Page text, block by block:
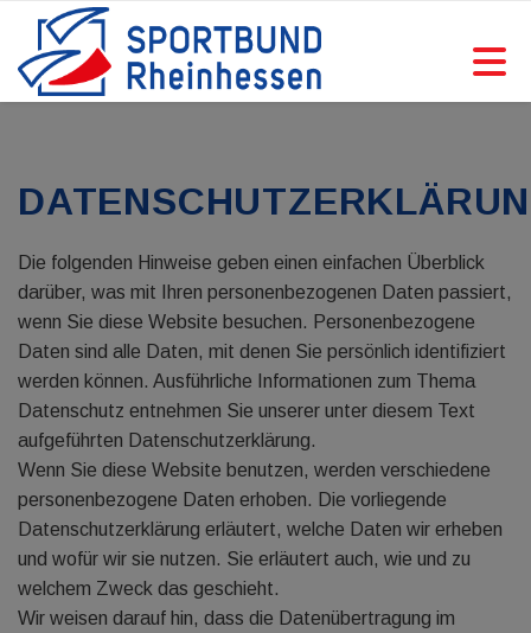
Die folgenden Hinweise geben einen einfachen Überblick
darüber, was mit Ihren personenbezogenen Daten passiert,
wenn Sie diese Website besuchen. Personenbezogene
Daten sind alle Daten, mit denen Sie persönlich identifiziert
werden können. Ausführliche Informationen zum Thema
Datenschutz entnehmen Sie unserer unter diesem Text
aufgeführten Datenschutzerklärung.
Wenn Sie diese Website benutzen, werden verschiedene
personenbezogene Daten erhoben. Die vorliegende
Datenschutzerklärung erläutert, welche Daten wir erheben
und wofür wir sie nutzen. Sie erläutert auch, wie und zu
welchem Zweck das geschieht.
Wir weisen darauf hin, dass die Datenübertragung im